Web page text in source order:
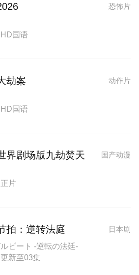
恐怖片
国语
动作片
劫案
国语
国产动漫
界剧场版九劫焚天​
片
日本剧
拍：逆转法庭
ルビート -逆転の法廷-
新至03集